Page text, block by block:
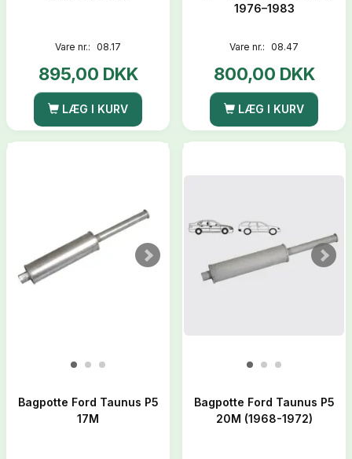
Vare nr.: 08.17
895,00 DKK
LÆG I KURV
1976–1983
Vare nr.: 08.47
800,00 DKK
LÆG I KURV
Bagpotte Ford Taunus P5
17M
Bagpotte Ford Taunus P5
20M (1968-1972)